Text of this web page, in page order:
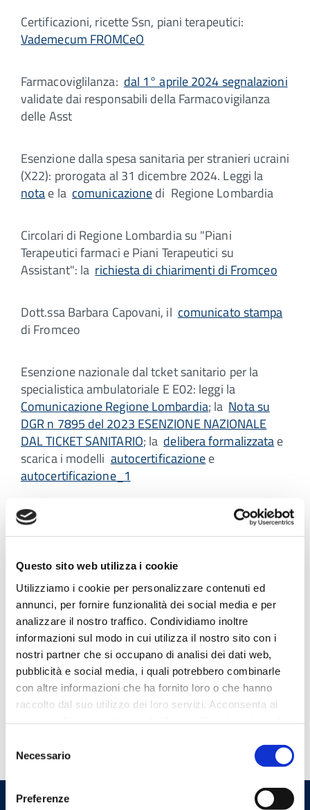
Questo sito web utilizza i cookie
Utilizziamo i cookie per personalizzare contenuti ed
annunci, per fornire funzionalità dei social media e per
analizzare il nostro traffico. Condividiamo inoltre
informazioni sul modo in cui utilizza il nostro sito con i
nostri partner che si occupano di analisi dei dati web,
pubblicità e social media, i quali potrebbero combinarle
con altre informazioni che ha fornito loro o che hanno
raccolto dal suo utilizzo dei loro servizi. Acconsenta ai
delNecessario
Preferenze
Certificazioni, ricette Ssn, piani terapeutici:
Vademecum FROMCeO
Farmacoviglilanza: dal 1° aprile 2024 segnalazioni
validate dai responsabili della Farmacovigilanza
delle Asst
Esenzione dalla spesa sanitaria per stranieri ucraini
(X22): prorogata al 31 dicembre 2024. Leggi la
notae la comunicazionedi Regione Lombardia
Circolari di Regione Lombardia su "Piani
Terapeutici farmaci e Piani Terapeutici su
Assistant": la richiesta di chiarimenti di Fromceo
Dott.ssa Barbara Capovani, il comunicato stampa
di Fromceo
Esenzione nazionale dal tcket sanitario per la
specialistica ambulatoriale E E02: leggi la
Comunicazione Regione Lombardia; la Nota su
DGR n 7895 del 2023 ESENZIONE NAZIONALE
DAL TICKET SANITARIO; la delibera formalizzatae
scarica i modelli autocertificazionee
autocertificazione_1
GLUCOMETRI: leggi la comunicazione
3580/2023
di Regione Lombardia; scarica la comunicazione di
Glucometri. Scarica lalocandina
precisazioni di Regione Lombardia di marzo 2024
e lenuove regole.
Leggi la comunicazione su"infermieri come
supplenti dei medici di famiglia"
Leggi la comunicazione sulla"Qualità medica"